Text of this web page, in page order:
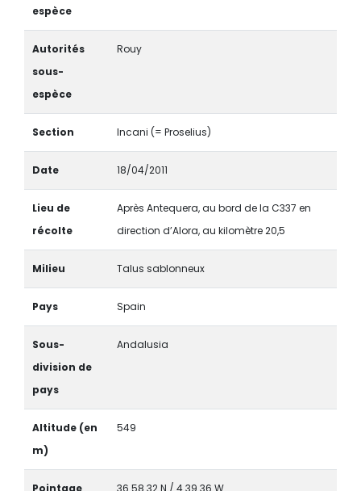
espèce
Autorités
sous-
espèce
Rouy
Section Incani (= Proselius)
Date 18/04/2011
Lieu de
récolte
Après Antequera, au bord de la C337 en
direction d’Alora, au kilomètre 20,5
Milieu Talus sablonneux
Pays Spain
Sous-
division de
pays
Andalusia
Altitude (en
m)
549
Pointage
36.58.32 N / 4.39.36 W